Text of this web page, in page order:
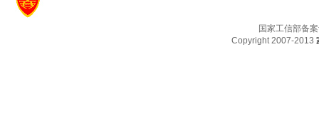
国家工信部备
Copyright 2007-2013